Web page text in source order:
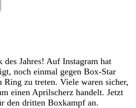
des Jahres! Auf Instagram hat
noch einmal gegen Box-Star
zu treten. Viele waren sicher,
einen Aprilscherz handelt. Jetzt
den dritten Boxkampf an.